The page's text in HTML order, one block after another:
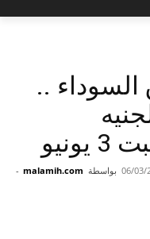
..
بواسطة malamih.com
- 06/03/